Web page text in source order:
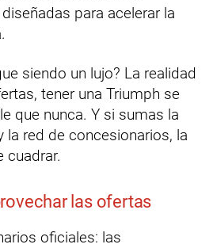
para acelerar la
siendo un lujo? La realidad
tener una Triumph se
que nunca. Y si sumas la
la red de concesionarios, la
cuadrar.
las ofertas
oficiales: las